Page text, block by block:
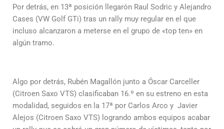
Por detrás, en 13ª posición llegarón Raul Sodric y Alejandro
Cases (VW Golf GTi) tras un rally muy regular en el que
incluso alcanzaron a meterse en el grupo de «top ten» en
algún tramo.
Algo por detrás, Rubén Magallón junto a Óscar Carceller
(Citroen Saxo VTS) clasificaban 16.º en su estreno en esta
modalidad, seguidos en la 17ª por Carlos Arco y Javier
Alejos (Citroen Saxo VTS) logrando ambos equipos acabar